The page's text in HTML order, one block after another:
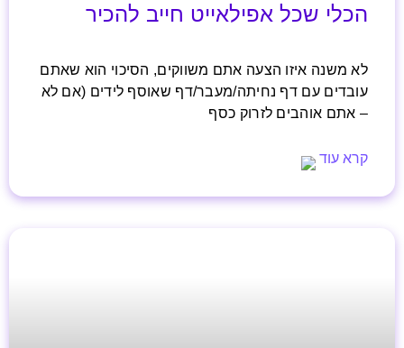
הכלי שכל אפילאייט חייב להכיר
לא משנה איזו הצעה אתם משווקים, הסיכוי הוא שאתם
עובדים עם דף נחיתה/מעבר/דף שאוסף לידים (אם לא
– אתם אוהבים לזרוק כסף
קרא עוד